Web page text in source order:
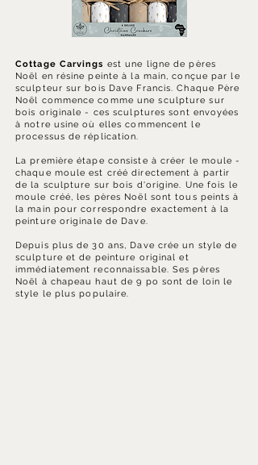
Cottage Carvings est une ligne de pères
Noël en résine peinte à la main, conçue par le
sculpteur sur bois Dave Francis. Chaque Père
Noël commence comme une sculpture sur
bois originale - ces sculptures sont envoyées
à notre usine où elles commencent le
processus de réplication.
La première étape consiste à créer le moule -
chaque moule est créé directement à partir
de la sculpture sur bois d'origine. Une fois le
moule créé, les pères Noël sont tous peints à
la main pour correspondre exactement à la
peinture originale de Dave.
Depuis plus de 30 ans, Dave crée un style de
sculpture et de peinture original et
immédiatement reconnaissable. Ses pères
Noël à chapeau haut de 9 po sont de loin le
style le plus populaire.